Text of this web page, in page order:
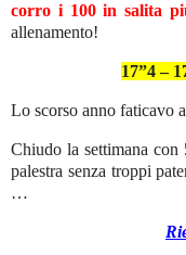
corro i 100 in salita
allenamento!
17”4 –
Lo scorso anno faticavo
Chiudo la settimana
palestra senza troppi
…